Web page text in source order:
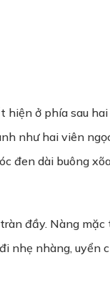
ở phía sau
như hai viên
dài buông
đầy. Nàng
nhẹ nhàng, uyển